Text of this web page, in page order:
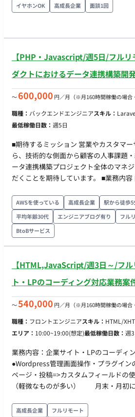
ム体制 50名以上の募集を行っている大
な職種やチームごとの人数は不明） ■開発環境 - プログラミン
安：月間140〜190時間程度） ・リモ
用意できることが条件。地方在住の方
イヤホンOK 高成長企業 面談1回
【PHP・Javascript/週5日/フル
ダクトにおけるデータ連携構築開
〜600,000 円／月 （※月160時間稼働の場合
職種： バックエンドエンジニアスキル：
最低稼働日数： 週5日
■期待するミッション 営業やカスタマ
ら、技術的な側面から顧客の人事課題
ータ連携構築プロジェクト全体のマネ
だくことを期待しています。 ■業務内容 自社プロダクトと各種
解決をサポートする、アジャイル開発メ
す。 ご経験やスキルに応じて、以下の
・営業やカスタマーサクセスといった
同行し、システムに登録するデータに
ングと課題分析 ・フロントに立って機
技術解決に対するエンジニアへの具体
内外や外注先への指示・依頼・調整業
折衝） ■使用ツール Google Workspace, Slack, Zoom,
発概要 ・開発言語: PHP, JavaScript ・
CakePHP ・開発/運用環境: Docker,
AWS（S3, lambda, SQS） ・監視、モニ
Newrelic ■ポジションの魅力 ・データ連携プロジェクトという
性質上、自社製品だけではなく他社製
が多くあり、包括的な業界の理解を深
実際に顧客の業務が「楽になる」部分を
内での成果が目に見えやすく、自身の
AWSを使っている 高成長企業
駅から徒歩5
平均年齢30代
エンジニアブログ有り
フル
BtoBサービス
【HTML,JavaScript/週3日～/フ
ト・LPのコーディング対応業務案
〜540,000 円／月 （※月160時間稼働の場合
職種： フロントエンジニアスキル： HTML/
エリア： 10:00~19:00(想定)最低稼働日数： 週
業務内容：企業サイト・LPのコーディ
●Wordpress管理画面操作・プラグ
ページ・投稿=>カスタムフィールドの
（軽微なものが多い） 月末・月初
頼が集中する傾向にある ●新規ページ作
高成長企業 フルリモート